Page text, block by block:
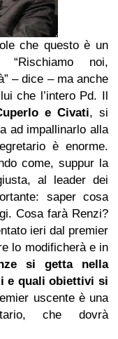
che questo è un
noi,
– dice – ma anche
che l’intero Pd. Il
e Civati, si
ad impallinarlo alla
è enorme.
come, suppur la
al leader dei
saper cosa
Cosa farà Renzi?
ieri dal premier
lo modificherà e in
si getta nella
e quali obiettivi si
uscente è una
che dovrà